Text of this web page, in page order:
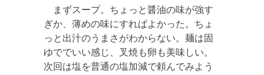
まずスープ。ちょっと醤油の味が強す
ぎか、薄めの味にすればよかった。ちょ
っと出汁のうまさがわからない。麺は固
ゆででいい感じ、叉焼も卵も美味しい。
次回は塩を普通の塩加減で頼んでみよう